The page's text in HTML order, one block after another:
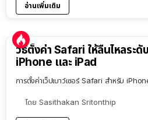
อ่านเพิ่มเติม
วิธีตั้งค่า Safari ให้ลื่นไหลระ
iPhone และ iPad
การตั้งค่าเว็ปเบาว์เซอร์ Safari สำหรับ
โดย Sasithakan Sritonthip